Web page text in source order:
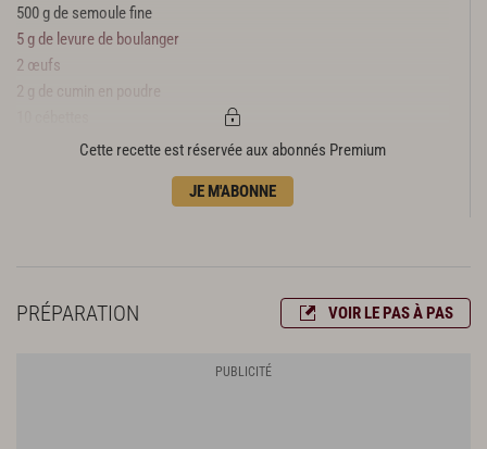
500 g de semoule fine
5 g de levure de boulanger
2 œufs
2 g de cumin en poudre
15 cl de bouillon de volaille
Cette recette est réservée aux abonnés Premium
JE M'ABONNE
PRÉPARATION VOIR LE PAS À PAS